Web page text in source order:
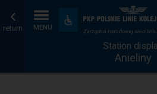
return MENU
Accessibility
and
amenities
Station
display
Home
page
Station
Anieliny